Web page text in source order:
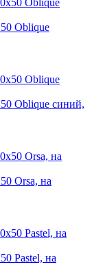
Oblique
Oblique синий,
Orsa, на
Pastel, на